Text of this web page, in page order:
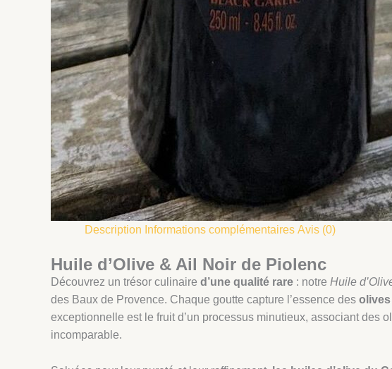
Description Informations complémentaires Avis (0)
Huile d’Olive & Ail Noir de Piolenc
Découvrez un trésor culinaire d’une qualité rare : notre Huile
des Baux de Provence. Chaque goutte capture l’essence des
exceptionnelle est le fruit d’un processus minutieux, associant des
incomparable.